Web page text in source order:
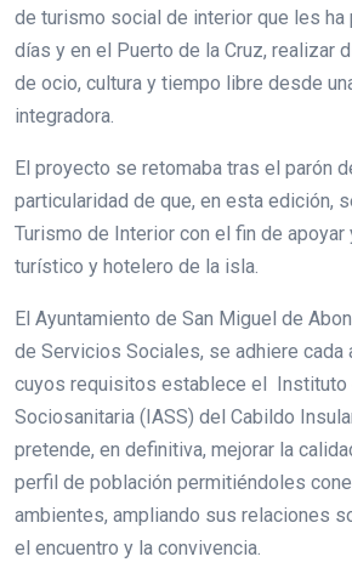
de turismo social de interior que les ha
días y en el Puerto de la Cruz, realizar
de ocio, cultura y tiempo libre desde
integradora.
El proyecto se retomaba tras el parón
particularidad de que, en esta edición,
Turismo de Interior con el fin de
turístico y hotelero de la isla.
El Ayuntamiento de San Miguel de
de Servicios Sociales, se adhiere cada
cuyos requisitos establece el Instituto
Sociosanitaria (IASS) del Cabildo
pretende, en definitiva, mejorar la
perfil de población permitiéndoles
ambientes, ampliando sus relaciones
el encuentro y la convivencia.